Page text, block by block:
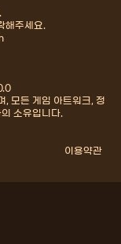
해주세요.
, 모든 게임 아트워크, 정
소유입니다.
이용약관